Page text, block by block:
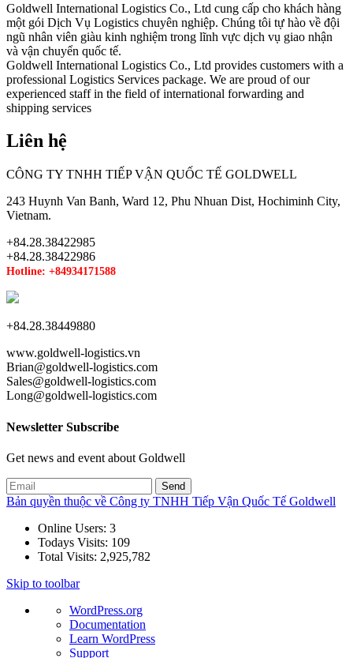
Goldwell International Logistics Co., Ltd cung cấp cho khách hàng
một gói Dịch Vụ Logistics chuyên nghiệp. Chúng tôi tự hào về đội
ngũ nhân viên giàu kinh nghiệm trong lĩnh vực dịch vụ giao nhận
và vận chuyển quốc tế.
Goldwell International Logistics Co., Ltd provides customers with a
professional Logistics Services package. We are proud of our
experienced staff in the field of international forwarding and
shipping services
Liên hệ
CÔNG TY TNHH TIẾP VẬN QUỐC TẾ GOLDWELL
243 Huynh Van Banh, Ward 12, Phu Nhuan Dist, Hochiminh City,
Vietnam.
+84.28.38422985
+84.28.38422986
Hotline: +84934171588
+84.28.38449880
www.goldwell-logistics.vn
Brian@goldwell-logistics.com
Sales@goldwell-logistics.com
Long@goldwell-logistics.com
Newsletter Subscribe
Get news and event about Goldwell
Bản quyền thuộc về Công ty TNHH Tiếp Vận Quốc Tế Goldwell
Online Users: 3
Todays Visits: 109
Total Visits: 2,925,782
Skip to toolbar
About
WordPress
WordPress.org
Documentation
Learn WordPress
Support